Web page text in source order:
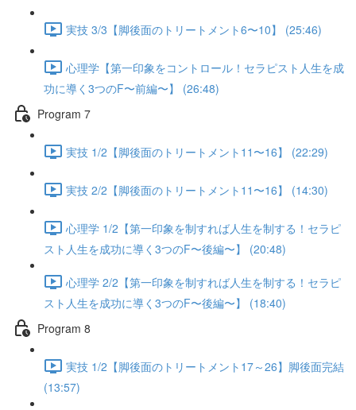
実技 3/3【脚後面のトリートメント6〜10】 (25:46)
心理学【第一印象をコントロール！セラピスト人生を成
功に導く3つのF〜前編〜】 (26:48)
Program 7
実技 1/2【脚後面のトリートメント11〜16】 (22:29)
実技 2/2【脚後面のトリートメント11〜16】 (14:30)
心理学 1/2【第一印象を制すれば人生を制する！セラピ
スト人生を成功に導く3つのF〜後編〜】 (20:48)
心理学 2/2【第一印象を制すれば人生を制する！セラピ
スト人生を成功に導く3つのF〜後編〜】 (18:40)
Program 8
実技 1/2【脚後面のトリートメント17～26】脚後面完結
(13:57)